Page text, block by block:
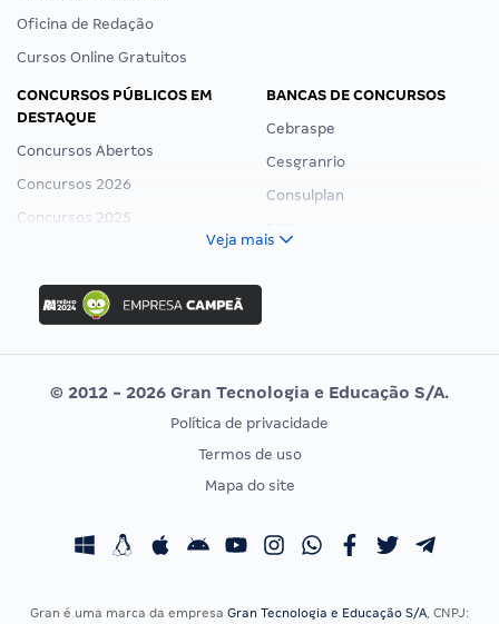
Oficina de Redação
Cursos Online Gratuitos
CONCURSOS PÚBLICOS EM
DESTAQUE
Concursos Abertos
Concursos 2026
Concursos 2025
Concurso Ibama
Concurso MPU
Editais publicados
BANCAS DE CONCURSOS
Cebraspe
Cesgranrio
Consulplan
Vunesp
CONCURSOS POR PROFISSÃO
Concursos Fiscais
EXAME DE ORDEM
Calendário OAB
Veja mais
© 2012 - 2026 Gran Tecnologia e Educação S/A.
Política de privacidade
Termos de uso
Mapa do site
Gran é uma marca da empresa Gran Tecnologia e Educação S/A, CNPJ: